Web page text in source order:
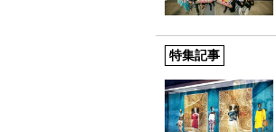
特集記事